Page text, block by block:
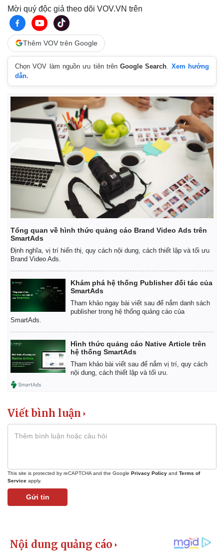
Mời quý độc giả theo dõi VOV.VN trên
Thêm VOV trên Google
Chọn VOV làm nguồn ưu tiên trênGoogle Search
Xem hướng
dẫn.
Tổng quan về hình thức quảng cáo Brand Video Ads trên
SmartAds
Định nghĩa, vị trí hiển thị, quy cách nội dung, cách thiết lập và tối ưu
Brand Video Ads.
Khám phá hệ thống Publisher đối tác của
SmartAds
Tham khảo ngay bài viết sau để nắm danh sách
publisher trong hệ thống quảng cáo của
SmartAds.
Hình thức quảng cáo Native Article trên
hệ thống SmartAds
Tham khảo bài viết sau để nắm vị trí, quy cách
nội dung, cách thiết lập và tối ưu.
Viết bình luận
This site is protected by reCAPTCHA and the Google Privacy Policy and Terms of
Service apply.
Gửi tin